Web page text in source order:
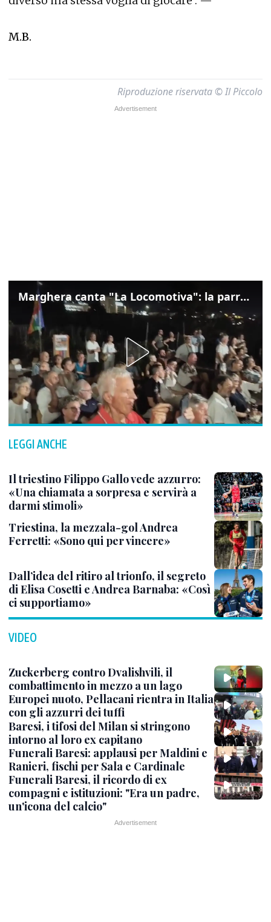
M.B.
Riproduzione riservata © Il Piccolo
Marghera canta "La Locomotiva": la parrocchia della Cita ricorda Guccini
LEGGI ANCHE
Il triestino Filippo Gallo vede azzurro:
«Una chiamata a sorpresa e servirà a
darmi stimoli»
Triestina, la mezzala-gol Andrea
Ferretti: «Sono qui per vincere»
Dall’idea del ritiro al trionfo, il segreto
di Elisa Cosetti e Andrea Barnaba: «Così
ci supportiamo»
VIDEO
Zuckerberg contro Dvalishvili, il
combattimento in mezzo a un lago
Europei nuoto, Pellacani rientra in Italia
con gli azzurri dei tuffi
Baresi, i tifosi del Milan si stringono
intorno al loro ex capitano
Funerali Baresi: applausi per Maldini e
Ranieri, fischi per Sala e Cardinale
Funerali Baresi, il ricordo di ex
compagni e istituzioni: "Era un padre,
un'icona del calcio"